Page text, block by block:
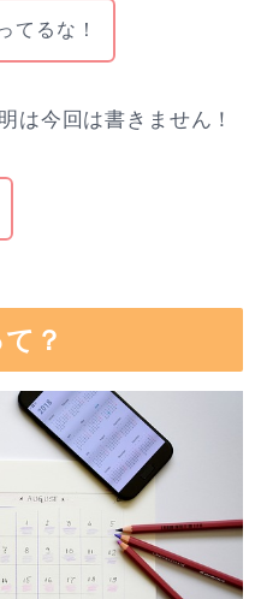
てるな！
は今回は書きません！
？